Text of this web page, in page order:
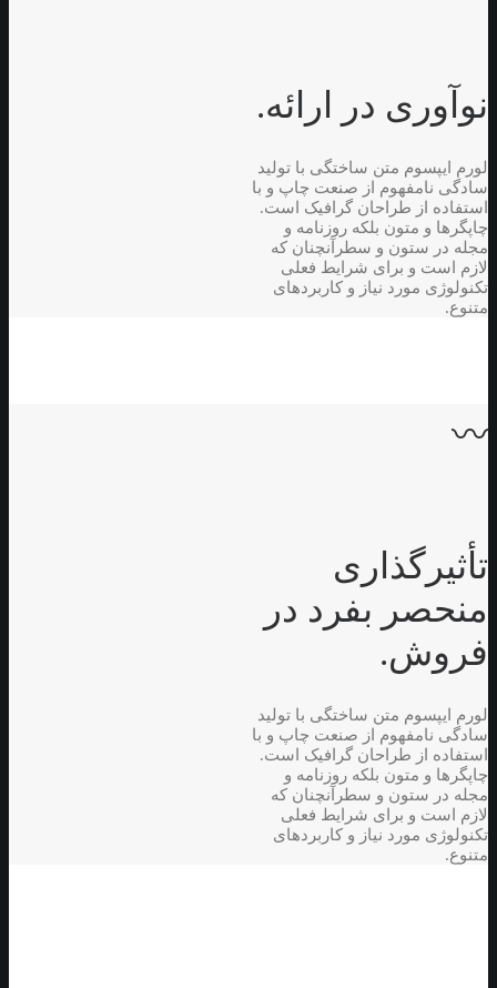
نوآوری در ارائه.
لورم ایپسوم متن ساختگی با تولید
سادگی نامفهوم از صنعت چاپ و با
استفاده از طراحان گرافیک است.
چاپگرها و متون بلکه روزنامه و
مجله در ستون و سطرآنچنان که
لازم است و برای شرایط فعلی
تکنولوژی مورد نیاز و کاربردهای
متنوع.
〰
تأثیرگذاری
منحصر بفرد در
فروش.
لورم ایپسوم متن ساختگی با تولید
سادگی نامفهوم از صنعت چاپ و با
استفاده از طراحان گرافیک است.
چاپگرها و متون بلکه روزنامه و
مجله در ستون و سطرآنچنان که
لازم است و برای شرایط فعلی
تکنولوژی مورد نیاز و کاربردهای
متنوع.